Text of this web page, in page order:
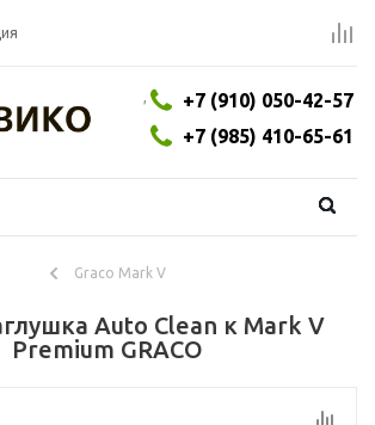
+7 (910) 050-42-57
,
+7 (985) 410-65-61
Graco Mark V
Auto Clean к Mark V
Premium GRACO